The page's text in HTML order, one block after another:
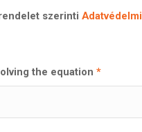
szerinti Adatvédelmi
the equation *